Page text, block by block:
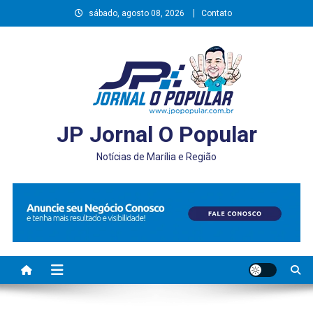
to
sábado, agosto 08, 2026 Contato
JP Jornal O Popular
Notícias de Marília e Região